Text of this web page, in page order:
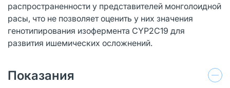
распространенности у представителей монголоидной
расы, что не позволяет оценить у них значения
генотипирования изофермента СYР2С19 для
развития ишемических осложнений.
Показания